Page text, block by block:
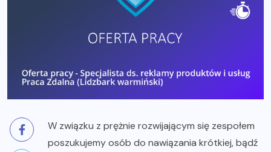
W związku z prężnie rozwijającym się zespołem
poszukujemy osób do nawiązania krótkiej, bądź